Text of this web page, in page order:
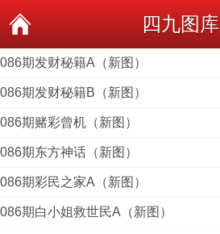
四九图库
086期发财秘籍A（新图）
086期发财秘籍B（新图）
086期赌彩曾机（新图）
086期东方神话（新图）
086期彩民之家A（新图）
086期白小姐救世民A（新图）